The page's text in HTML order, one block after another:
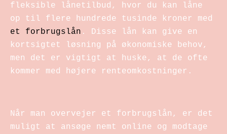
fleksible lånetilbud, hvor du kan låne
op til flere hundrede tusinde kroner med
et forbrugslån . Disse lån kan give en
kortsigtet løsning på økonomiske behov,
men det er vigtigt at huske, at de ofte
kommer med højere renteomkostninger.
Når man overvejer et forbrugslån, er det
muligt at ansøge nemt online og modtage